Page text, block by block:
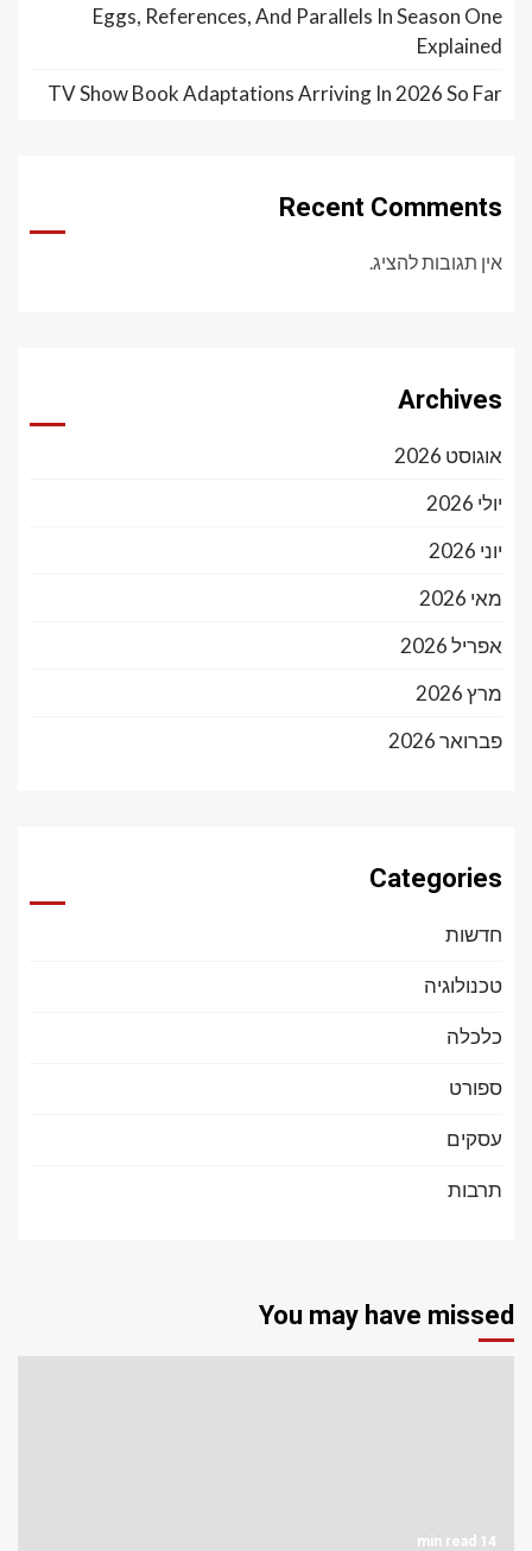
Eggs, References, And Parallels In Season One
Explained
TV Show Book Adaptations Arriving In 2026 So Far
Recent Comments
אין תגובות להציג.
Archives
אוגוסט 2026
יולי 2026
יוני 2026
מאי 2026
אפריל 2026
מרץ 2026
פברואר 2026
Categories
חדשות
טכנולוגיה
כלכלה
ספורט
עסקים
תרבות
You may have missed
14 min read